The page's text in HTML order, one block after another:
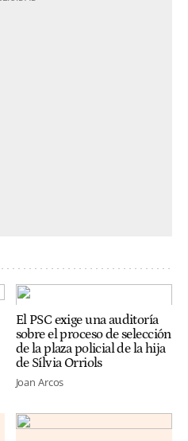
El PSC exige una auditoría
sobre el proceso de selección
de la plaza policial de la hija
de Sílvia Orriols
Joan Arcos